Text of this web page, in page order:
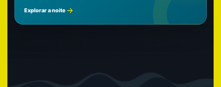
Explorar a noite